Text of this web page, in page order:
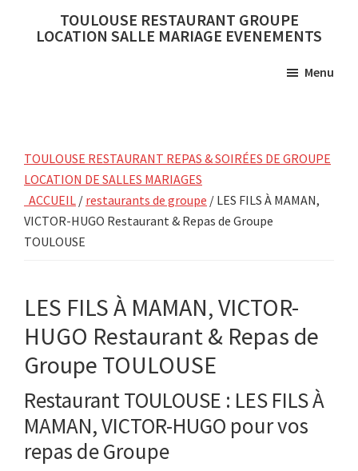
TOULOUSE RESTAURANT GROUPE
LOCATION SALLE MARIAGE EVENEMENTS
Menu
TOULOUSE RESTAURANT REPAS & SOIRÉES DE GROUPE
LOCATION DE SALLES MARIAGES
ACCUEIL / restaurants de groupe / LES FILS À MAMAN,
VICTOR-HUGO Restaurant & Repas de Groupe
TOULOUSE
LES FILS À MAMAN, VICTOR-
HUGO Restaurant & Repas de
Groupe TOULOUSE
Restaurant TOULOUSE : LES FILS À
MAMAN, VICTOR-HUGO pour vos
repas de Groupe